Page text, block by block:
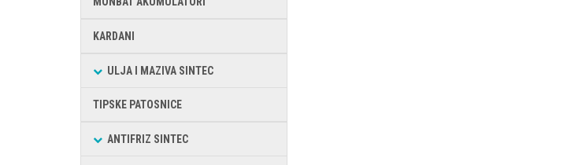
KARDANI
ULJA I MAZIVA SINTEC
TIPSKE PATOSNICE
ANTIFRIZ SINTEC